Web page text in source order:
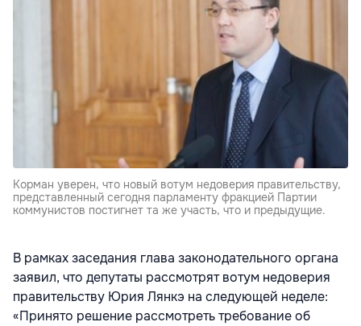
Корман уверен, что новый вотум недоверия правительству,
представленный сегодня парламенту фракцией Партии
коммунистов постигнет та же участь, что и предыдущие.
В рамках заседания глава законодательного органа
заявил, что депутаты рассмотрят вотум недоверия
правительству Юрия Лянкэ на следующей неделе:
«Принято решение рассмотреть требование об